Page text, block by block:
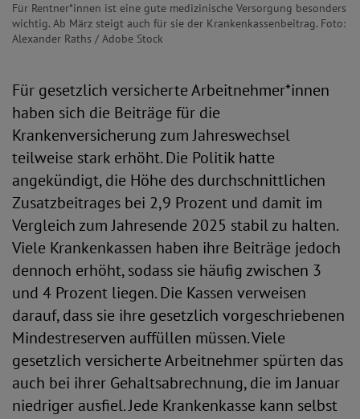
Für Rentner*innen ist eine gute medizinische Versorgung besonders
wichtig. Ab März steigt auch für sie der Krankenkassenbeitrag. Foto:
Alexander Raths / Adobe Stock
Für gesetzlich versicherte Arbeitnehmer*innen
haben sich die Beiträge für die
Krankenversicherung zum Jahreswechsel
teilweise stark erhöht. Die Politik hatte
angekündigt, die Höhe des durchschnittlichen
Zusatzbeitrages bei 2,9 Prozent und damit im
Vergleich zum Jahresende 2025 stabil zu halten.
Viele Krankenkassen haben ihre Beiträge jedoch
dennoch erhöht, sodass sie häufig zwischen 3
und 4 Prozent liegen. Die Kassen verweisen
darauf, dass sie ihre gesetzlich vorgeschriebenen
Mindestreserven auffüllen müssen. Viele
gesetzlich versicherte Arbeitnehmer spürten das
auch bei ihrer Gehaltsabrechnung, die im Januar
niedriger ausfiel. Jede Krankenkasse kann selbst